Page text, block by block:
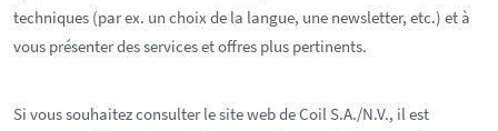
techniques (par ex. un choix de la langue, une newsletter, etc.) et à
vous présenter des services et offres plus pertinents.
Si vous souhaitez consulter le site web de Coil S.A./N.V., il est